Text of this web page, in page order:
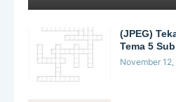
(JPEG)
Tema 5
November